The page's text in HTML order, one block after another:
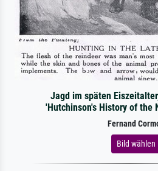
Jagd im späten
'Hutchinson's History of the
Fernand
Bild wählen